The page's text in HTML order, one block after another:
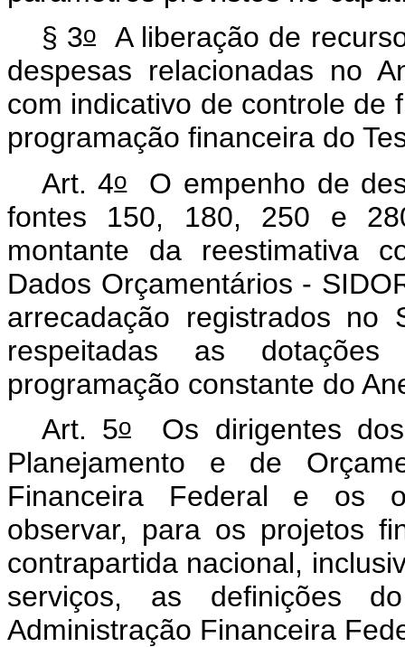
§ 3o
A liberação de
despesas relacionadas no
com indicativo de controle de
programação financeira do
Art. 4oO empenho de
fontes 150, 180, 250 e
montante da reestimativa
Dados Orçamentários -
arrecadação registrados
respeitadas as
programação constante do
Art. 5o
Os dirigentes
Planejamento e de
Financeira Federal e os
observar, para os projetos
contrapartida nacional,
serviços, as definições
Administração Financeira